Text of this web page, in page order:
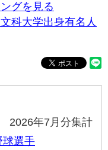
グを見る
科大学出身有名人
2026年7月分集計
球選手